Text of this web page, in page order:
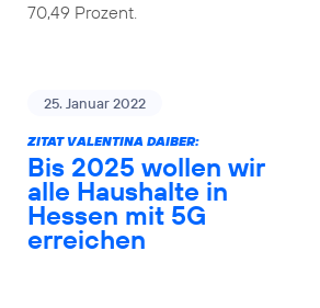
70,49 Prozent.
25. Januar 2022
ZITAT VALENTINA DAIBER:
Bis 2025 wollen wir
alle Haushalte in
Hessen mit 5G
erreichen